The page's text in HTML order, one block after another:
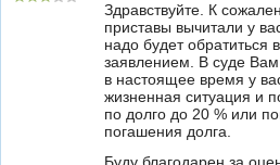
Здравствуйте. К
приставы вычитали у
надо будет обратиться
заявлением. В суде Вам
в настоящее время у
жизненная ситуация и
по долго до 20 % или
погашения долга.